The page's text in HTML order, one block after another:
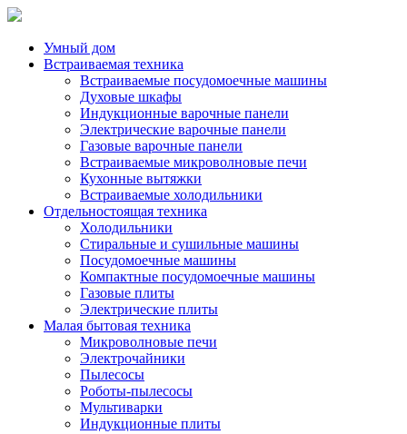
Умный дом
Встраиваемая техника
Встраиваемые посудомоечные машины
Духовые шкафы
Индукционные варочные панели
Электрические варочные панели
Газовые варочные панели
Встраиваемые микроволновые печи
Кухонные вытяжки
Встраиваемые холодильники
Отдельностоящая техника
Холодильники
Стиральные и сушильные машины
Посудомоечные машины
Компактные посудомоечные машины
Газовые плиты
Электрические плиты
Малая бытовая техника
Микроволновые печи
Электрочайники
Пылесосы
Роботы-пылесосы
Мультиварки
Индукционные плиты